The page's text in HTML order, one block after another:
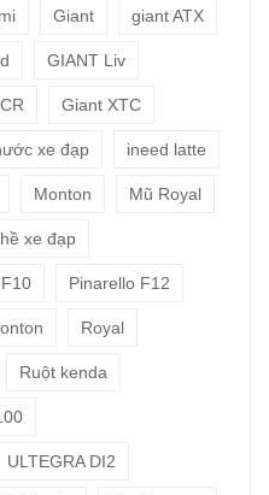
Giant giant ATX
GIANT Liv
Giant XTC
xe đạp ineed latte
Monton Mũ Royal
xe đạp
Pinarello F12
Royal
Ruột kenda
ULTEGRA DI2